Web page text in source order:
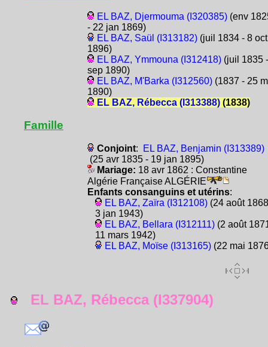
EL BAZ, Djermouma (I320385)(env
- 22 jan 1869)
EL BAZ, Saül (I313182)(juil 1834 - 8 oct
1896)
EL BAZ, Ymmouna (I312418)(juil 1835
sep 1890)
EL BAZ, M'Barka (I312560)(1837 - 25
1890)
EL BAZ, Rébecca (I313388)(1838)
Famille
Conjoint:
EL BAZ, Benjamin (I313389)
(25 avr 1835 - 19 jan 1895)
Mariage: 18 avr 1862 : Constantine
Algérie Française ALGÉRIE
Enfants consanguins et utérins:
EL BAZ, Zaïra (I312108)(24 août
3 jan 1943)
EL BAZ, Bellara (I312111)(2 août
11 mars 1942)
EL BAZ, Moïse (I313165)(22 mai
EL BAZ, Rébecca (I337904)